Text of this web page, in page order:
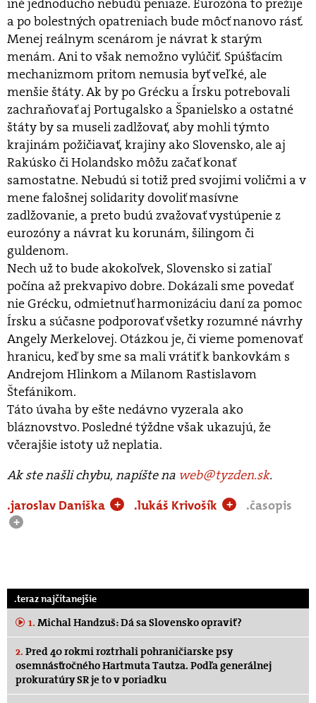
iné jednoducho nebudú peniaze. Eurozóna to prežije
a po bolestných opatreniach bude môcť nanovo rásť.
Menej reálnym scenárom je návrat k starým
menám. Ani to však nemožno vylúčiť. Spúšťacím
mechanizmom pritom nemusia byť veľké, ale
menšie štáty. Ak by po Grécku a Írsku potrebovali
zachraňovať aj Portugalsko a Španielsko a ostatné
štáty by sa museli zadlžovať, aby mohli týmto
krajinám požičiavať, krajiny ako Slovensko, ale aj
Rakúsko či Holandsko môžu začať konať
samostatne. Nebudú si totiž pred svojimi voličmi a v
mene falošnej solidarity dovoliť masívne
zadlžovanie, a preto budú zvažovať vystúpenie z
eurozóny a návrat ku korunám, šilingom či
guldenom.
Nech už to bude akokoľvek, Slovensko si zatiaľ
počína až prekvapivo dobre. Dokázali sme povedať
nie Grécku, odmietnuť harmonizáciu daní za pomoc
Írsku a súčasne podporovať všetky rozumné návrhy
Angely Merkelovej. Otázkou je, či vieme pomenovať
hranicu, keď by sme sa mali vrátiť k bankovkám s
Andrejom Hlinkom a Milanom Rastislavom
Štefánikom.
Táto úvaha by ešte nedávno vyzerala ako
bláznovstvo. Posledné týždne však ukazujú, že
včerajšie istoty už neplatia.
Ak ste našli chybu, napíšte na web@tyzden.sk.
.jaroslav Daniška
+ .lukáš Krivošík + .časopis
+
.teraz najčítanejšie
1. Michal Handzuš: Dá sa Slovensko opraviť?
2. Pred 40 rokmi roztrhali pohraničiarske psy
osemnásťročného Hartmuta Tautza. Podľa generálnej
prokuratúry SR je to v poriadku